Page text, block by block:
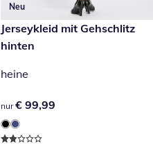
Neu
€ 99,99
Jerseykleid mit Gehschlitz
hinten
heine
€ 99,99
nur € 99,99